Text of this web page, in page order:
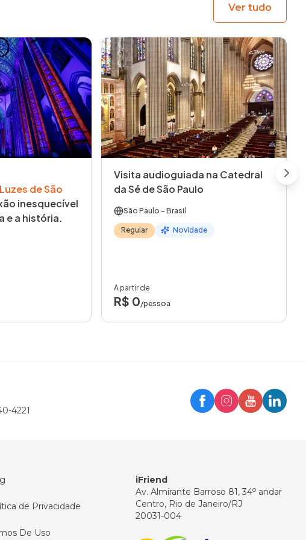
Ver tudo
de São
inesquecível
e a história.
Visita audioguiada na Catedral
da Sé de São Paulo
São Paulo - Brasil
Regular Novidade
A partir de
R$ 0/pessoa
4221
de Privacidade
De Uso
iFriend
Av. Almirante Barroso 81, 34o andar
Centro, Rio de Janeiro/RJ
20031-004